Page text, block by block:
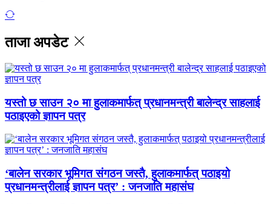
ताजा अपडेट
यस्तो छ साउन २० मा हुलाकमार्फत् प्रधानमन्त्री बालेन्द्र साहलाई
पठाइएको ज्ञापन पत्र
‘बालेन सरकार भूमिगत संगठन जस्तै, हुलाकमार्फत् पठाइयो
प्रधानमन्त्रीलाई ज्ञापन पत्र’ : जनजाति महासंघ